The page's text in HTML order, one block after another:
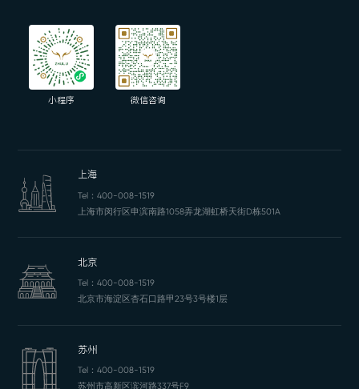
小程序 微信咨询
上海
Tel： 400-008-1519
上海市闵行区申滨南路1058弄龙湖虹桥天街D栋501A
北京
Tel： 400-008-1519
北京市海淀区杏石口路甲23号3号楼1层
苏州
Tel： 400-008-1519
苏州市高新区滨河路337号F9